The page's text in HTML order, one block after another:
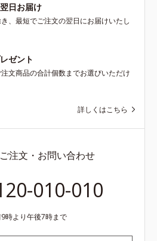
日お届け
、最短でご注文の翌日にお届けいたし
ゼント
文商品の合計個数までお選びいただけ
詳しくはこちら
注文・お問い合わせ
010-010
時より午後7時まで